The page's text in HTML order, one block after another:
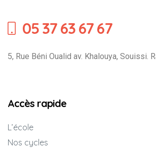
05 37 63 67 67
5, Rue Béni Oualid av. Khalouya, Souissi.
Accès rapide
L’école
Nos cycles